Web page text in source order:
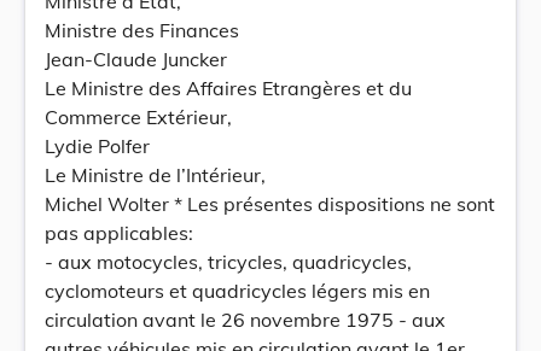
Ministre des Finances
Jean-Claude Juncker
Le Ministre des Affaires Etrangères et du
Commerce Extérieur,
Lydie Polfer
Le Ministre de l’Intérieur,
Michel Wolter * Les présentes dispositions ne sont
pas applicables:
- aux motocycles, tricycles, quadricycles,
cyclomoteurs et quadricycles légers mis en
circulation avant le 26 novembre 1975 - aux